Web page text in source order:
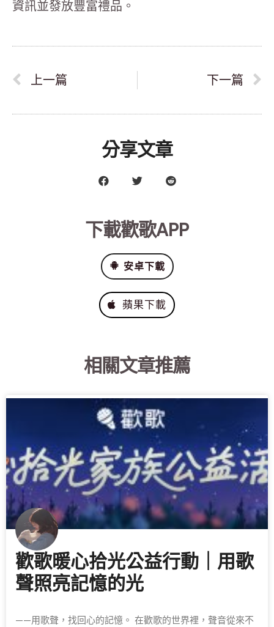
資訊並發放豐富禮品。
上一篇 下一篇
分享文章
下載歡歌APP
安卓下載
蘋果下載
相關文章推薦
歡歌暖心拾光公益行動｜用歌
聲照亮記憶的光
——用歌聲，找回心的記憶。 在歡歌的世界裡，聲音從來不